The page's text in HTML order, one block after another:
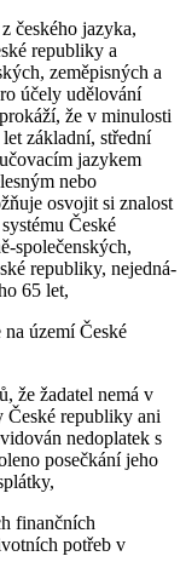
českého jazyka,
republiky a
zeměpisných a
účely udělování
že v minulosti
základní, střední
jazykem
nebo
osvojit si znalost
České
společenských,
republiky, nejedná-
65 let,
území České
že žadatel nemá v
České republiky ani
nedoplatek s
posečkání jeho
finančních
potřeb v